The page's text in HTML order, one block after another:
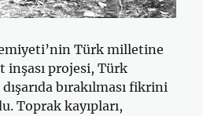
Türk milletine
inşası projesi, Türk
bırakılması fikrini
Toprak kayıpları,